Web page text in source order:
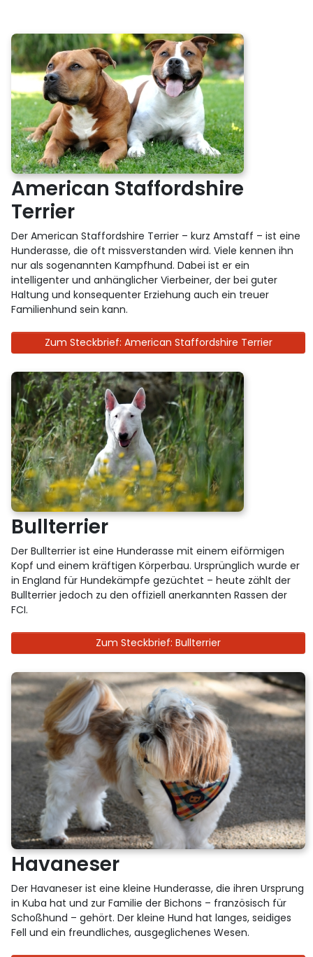
American Staffordshire
Terrier
Der American Staffordshire Terrier – kurz Amstaff – ist eine
Hunderasse, die oft missverstanden wird. Viele kennen ihn
nur als sogenannten Kampfhund. Dabei ist er ein
intelligenter und anhänglicher Vierbeiner, der bei guter
Haltung und konsequenter Erziehung auch ein treuer
Familienhund sein kann.
Zum Steckbrief: American Staffordshire Terrier
Bullterrier
Der Bullterrier ist eine Hunderasse mit einem eiförmigen
Kopf und einem kräftigen Körperbau. Ursprünglich wurde er
in England für Hundekämpfe gezüchtet – heute zählt der
Bullterrier jedoch zu den offiziell anerkannten Rassen der
FCI.
Zum Steckbrief: Bullterrier
Havaneser
Der Havaneser ist eine kleine Hunderasse, die ihren Ursprung
in Kuba hat und zur Familie der Bichons – französisch für
Schoßhund – gehört. Der kleine Hund hat langes, seidiges
Fell und ein freundliches, ausgeglichenes Wesen.